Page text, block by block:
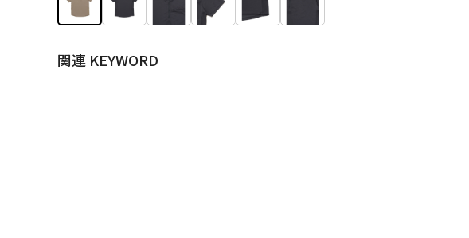
関連 KEYWORD